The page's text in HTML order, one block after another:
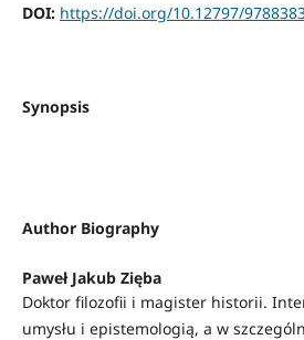
DOI: https://doi.org/10.12797/
Synopsis
Author Biography
Paweł Jakub Zięba
Doktor filozofii i magister historii.
umysłu i epistemologią, a w